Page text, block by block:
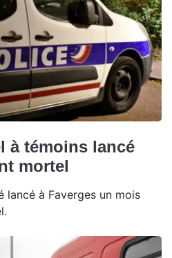
à témoins lancé
mortel
lancé à Faverges un mois